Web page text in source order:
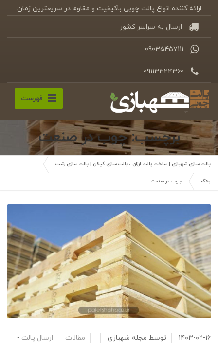
ارائه کننده انواع پالت چوبی باکیفیت و مقاوم در سریعترین زمان
ارسال به سراسر کشور
09035457111
09113324360
فهرست
برچسب: چوب در صنعت
پالت سازی شهبازی | ساخت پالت ارزان ، پالت سازی گیلان | پالت سازی رشت
بلاگ چوب در صنعت
۱۴۰۳-۰۲-۱۶ توسط مجله شهبازی مقالات ارسال پالت •